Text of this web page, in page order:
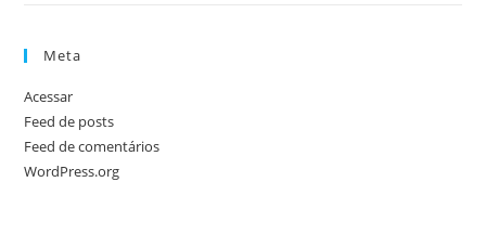
Meta
Acessar
Feed de posts
Feed de comentários
WordPress.org